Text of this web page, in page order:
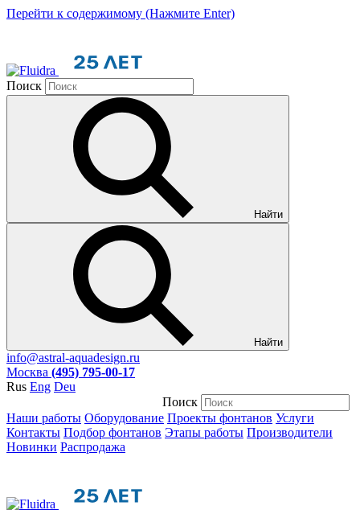
Перейти к содержимому (Нажмите Enter)
Поиск
Найти
Найти
info@astral-aquadesign.ru
Москва (495) 795-00-17
Rus Eng Deu
Поиск
Наши работы Оборудование Проекты фонтанов Услуги
Контакты Подбор фонтанов Этапы работы Производители
Новинки Распродажа